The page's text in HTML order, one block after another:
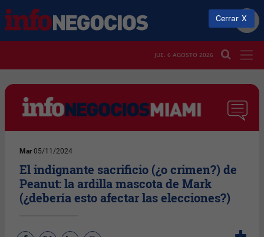
JUE. 6 AGOSTO 2026
Mar 05/11/2024
El indignante sacrificio (¿o crimen?) de
Peanut: la ardilla mascota de Mark
(¿debería esto afectar las elecciones?)
Cerrar